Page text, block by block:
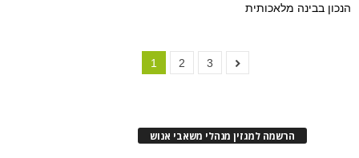
הנכון בבינה מלאכותית
1 2 3
הרשמה למגזין מנהלי משאבי אנוש